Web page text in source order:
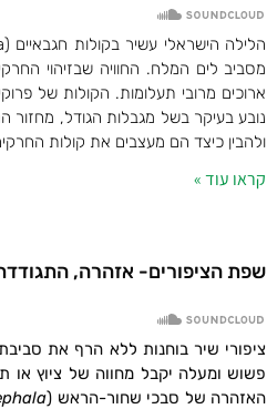
מסביב לים המלח. החוויה שבזיהוי
ארוכים מרובי תעלומות. הקולות של
נובע בעיקר בשל מגבלות הגודל,
ולהבין כיצד הם מעצבים את קולות
קראו עוד »
שפת הציפורים- אזהרה,
ציפורי שיר בוחנות ללא הרף את
פשוש ומעלה יקבל מחווה של ציוץ או
האזהרה של סבכי שחור-הראש (